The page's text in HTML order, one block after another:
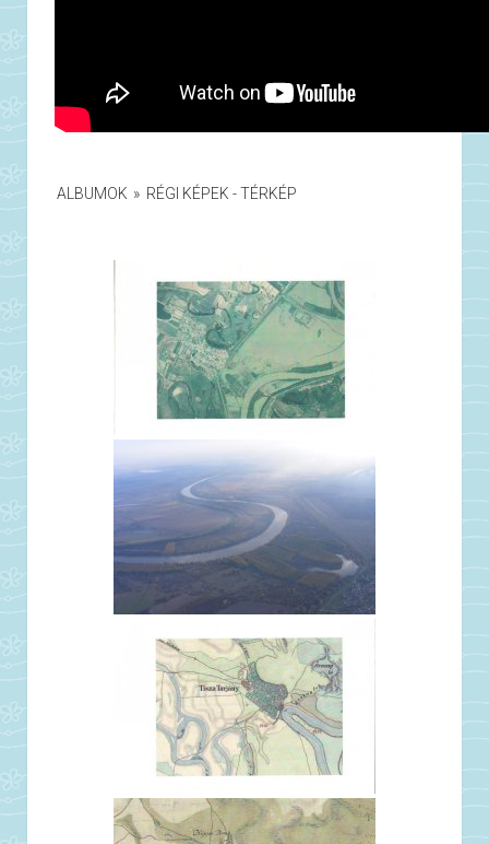
ALBUMOK » RÉGI KÉPEK - TÉRKÉP